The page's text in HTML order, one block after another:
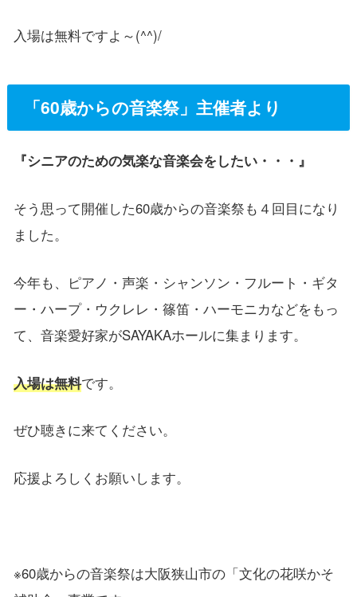
入場は無料ですよ～(^^)/
「60歳からの音楽祭」主催者より
『シニアのための気楽な音楽会をしたい・・・』
そう思って開催した60歳からの音楽祭も４回目になり
ました。
今年も、ピアノ・声楽・シャンソン・フルート・ギタ
ー・ハープ・ウクレレ・篠笛・ハーモニカなどをもっ
て、音楽愛好家がSAYAKAホールに集まります。
入場は無料です。
ぜひ聴きに来てください。
応援よろしくお願いします。
※60歳からの音楽祭は大阪狭山市の「文化の花咲かそ